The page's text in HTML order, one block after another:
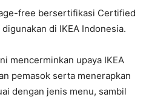
free bersertifikasi Certified
di IKEA Indonesia.
mencerminkan upaya IKEA
pemasok serta menerapkan
dengan jenis menu, sambil